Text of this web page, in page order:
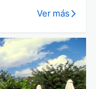
Ver más